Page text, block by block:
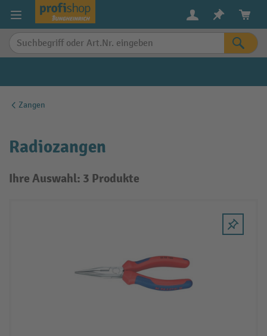
springen
Zangen
Radiozangen
Ihre Auswahl: 3 Produkte